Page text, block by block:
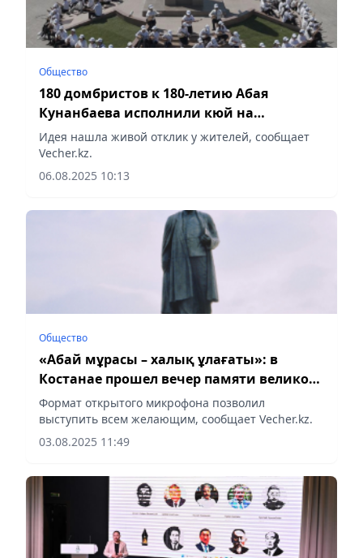
Общество
180 домбристов к 180-летию Абая
Кунанбаева исполнили кюй на
центральной площади города Абая
Идея нашла живой отклик у жителей, сообщает
Vecher.kz.
06.08.2025 10:13
Общество
«Абай мұрасы – халық ұлағаты»: в
Костанае прошел вечер памяти великого
поэта
Формат открытого микрофона позволил
выступить всем желающим, сообщает Vecher.kz.
03.08.2025 11:49